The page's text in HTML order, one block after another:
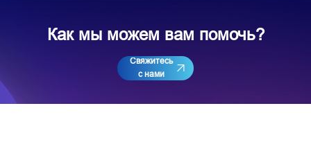
Как мы можем вам помочь?
Свяжитесь
с нами